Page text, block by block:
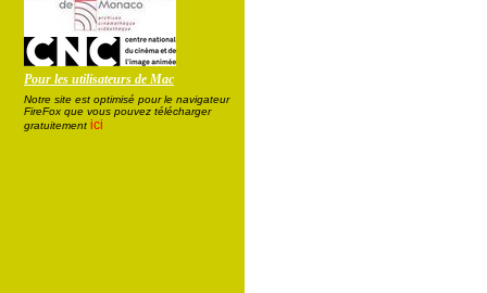
Pour les utilisateurs de Mac
Notre site est optimisé pour le navigateur
FireFox que vous pouvez télécharger
gratuitement ici